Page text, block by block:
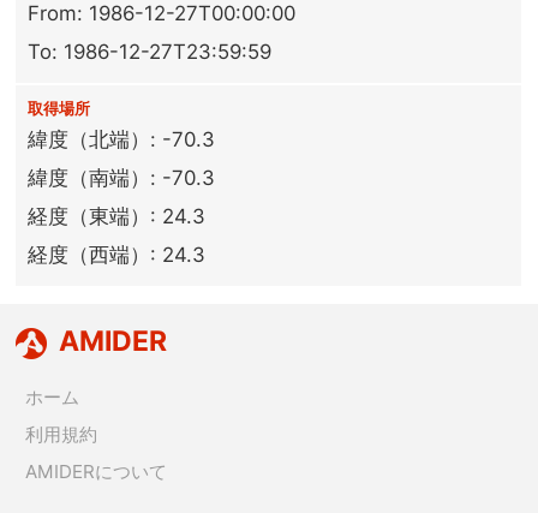
From: 1986-12-27T00:00:00
To: 1986-12-27T23:59:59
取得場所
緯度（北端）: -70.3
緯度（南端）: -70.3
経度（東端）: 24.3
経度（西端）: 24.3
AMIDER
ホーム
利用規約
AMIDERについて